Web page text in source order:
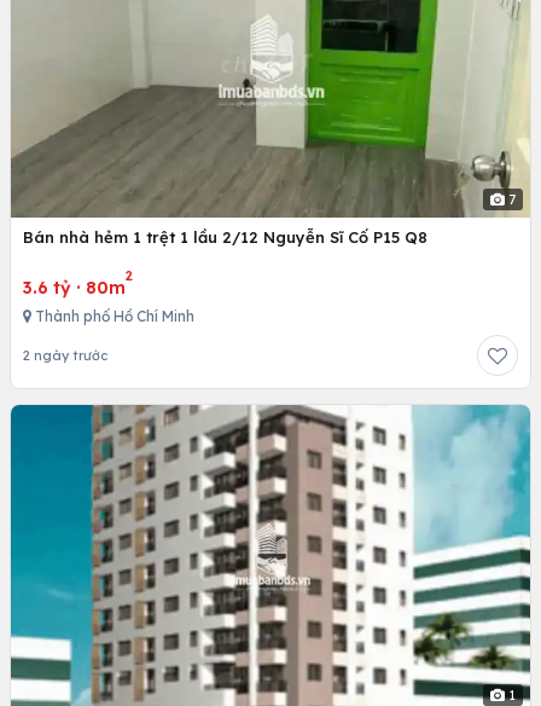
7
Bán nhà hẻm 1 trệt 1 lầu 2/12 Nguyễn Sĩ Cố P15 Q8
3.6 tỷ · 80m
2
Thành phố Hồ Chí Minh
2 ngày trước
1